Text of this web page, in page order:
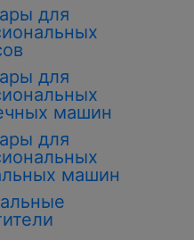
для
для
машин
для
машин